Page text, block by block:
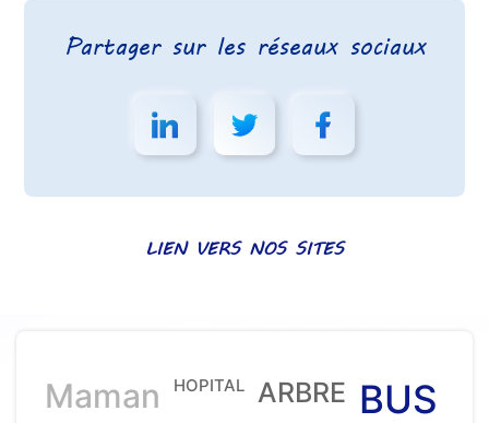
Partager sur les réseaux sociaux
LIEN VERS NOS SITES
Maman HOPITAL ARBRE BUS